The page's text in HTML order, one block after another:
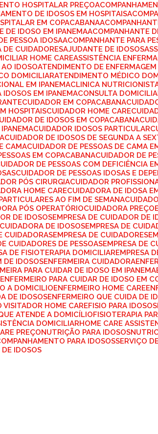
HOSPITALAR PREÇO
DE IDOSOS EM HOSPITAIS
EM COPACABANA
DE IDOSO EM IPANEMA ACOMPANHANTE
PESSOA IDOSA ACOMPANHANTE PARA
DE CUIDADORES AJUDANTE DE IDOSOS
HOME CARE ASSISTÊNCIA
AO IDOSO ATENDIMENTO DE
DOMICILIAR ATENDIMENTO MÉDICO
EM IPANEMA CLINICA
IDOSOS EM IPANEMA CONSULTA
CUIDADOR EM COPACABANA
HOSPITAIS CUIDADOR HOME CARE
CUIDADOR DE IDOSOS EM COPACABANA
IPANEMA CUIDADOR IDOSOS PARTICULAR
CUIDADOR DE IDOSOS DE SEGUNDA A
CAMA
CUIDADOR DE PESSOAS DE CAMA
EM COPACABANA
CUIDADOR DE
CUIDADOR DE PESSOAS COM DEFICIÊNCIA
CUIDADOR DE PESSOAS IDOSAS E
PÓS CIRURGIA CUIDADOR
HOME CARE CUIDADORA DE IDOSA
AO FIM DE SEMANA
PÓS OPERATÓRIO CUIDADORA PREÇO
DE IDOSOS EMPRESA DE CUIDADOR DE
CUIDADORA DE IDOSOS EMPRESA DE
CUIDADORAS EMPRESA DE CUIDADORES
CUIDADORES DE PESSOAS EMPRESA DE
DE FISIOTERAPIA DOMICILIAR EMPRESA
DE IDOSOS ENFERMEIRA CUIDADORA
PARA CUIDAR DE IDOSO EM IPANEMA
ENFERMEIRO PARA CUIDAR DE IDOSO EM
A DOMICILIO ENFERMEIRO HOME CARE
DE IDOSOS ENFERMEIRO QUE CUIDA DE
VISITADOR HOME CARE FISIO PARA IDOSOS
ATENDE A DOMICÍLIO FISIOTERAPIA
DOMICILIAR HOME CARE
PREÇO NUTRIÇÃO PARA IDOSOS
PARA IDOSOS SERVIÇO
DE IDOSOS